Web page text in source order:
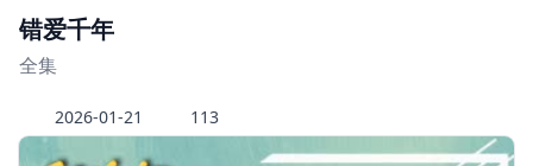
错爱千年
全集
2026-01-21 113